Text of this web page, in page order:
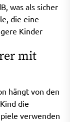
was als sicher
die eine
Kinder
mit
hängt von den
die
verwenden